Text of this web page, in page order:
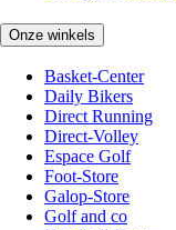
Onze winkels
Basket-Center
Daily Bikers
Direct Running
Direct-Volley
Espace Golf
Foot-Store
Galop-Store
Golf and co